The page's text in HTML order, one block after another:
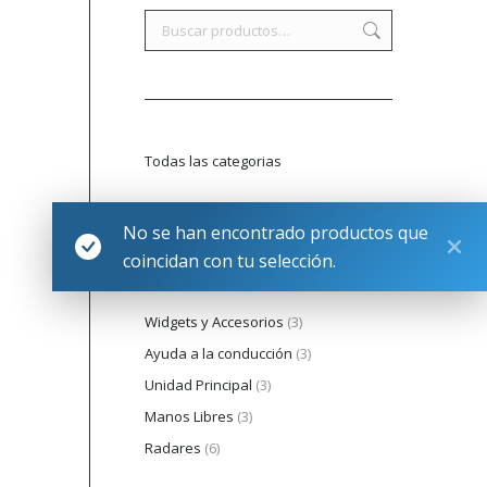
No se han encontrado productos que
coincidan con tu selección.
Todas las categorias
Widgets y Accesorios (3)
Ayuda a la conducción (3)
Unidad Principal (3)
Manos Libres (3)
Radares (6)